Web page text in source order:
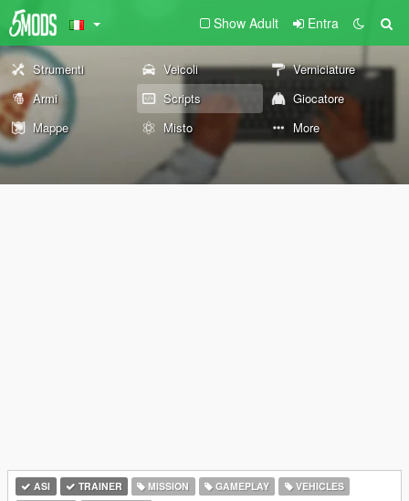
Show Adult Entra
Strumenti Veicoli
Verniciature
Armi
Scripts
Giocatore
Mappe
Misto More
ASI TRAINER MISSION GAMEPLAY
VEHICLES